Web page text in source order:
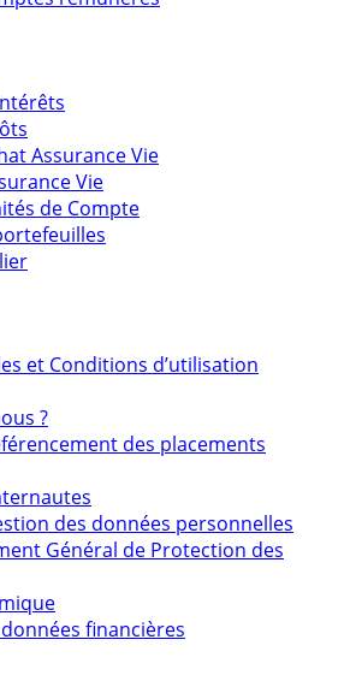
Assurance Vie
Vie
de Compte
et Conditions d’utilisation
?
des placements
des données personnelles
Général de Protection des
financières